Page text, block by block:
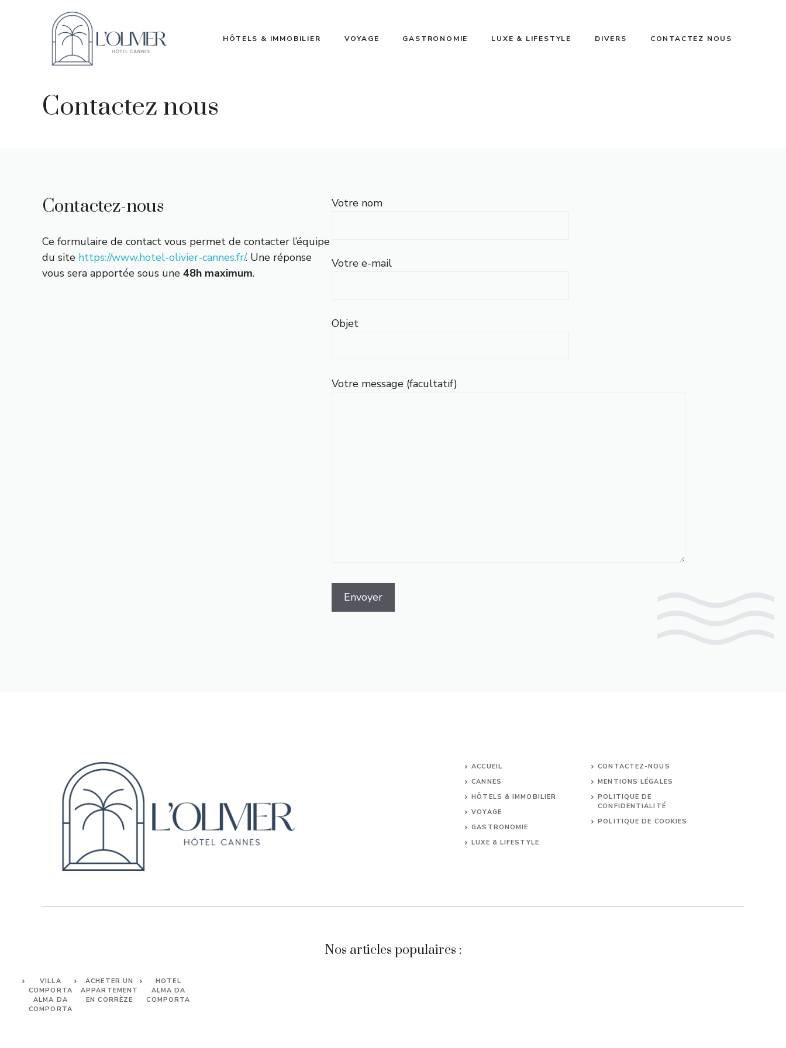
HÔTELS & IMMOBILIER VOYAGE GASTRONOMIE LUXE & LIFESTYLE DIVERS CONTACTEZ NOUS
Contactez nous
Contactez-nous
Ce formulaire de contact vous permet de contacter l’équipe
du site https://www.hotel-olivier-cannes.fr/. Une réponse
vous sera apportée sous une 48h maximum.
Votre nom
Votre e-mail
Objet
Votre message (facultatif)
ACCUEIL
CANNES
HÔTELS & IMMOBILIER
VOYAGE
GASTRONOMIE
LUXE & LIFESTYLE
CONTACTEZ-NOUS
MENTIONS LÉGALES
POLITIQUE DE
CONFIDENTIALITÉ
POLITIQUE DE COOKIES
Nos articles populaires :
VILLA
COMPORTA
ALMA DA
COMPORTA
ACHETER UN
APPARTEMENT
EN CORRÈZE
HOTEL
ALMA DA
COMPORTA